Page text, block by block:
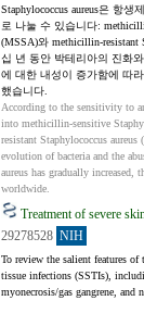
Staphylococcus aureus은 항
로 나눌 수 있습니다:
(MSSA)와 methicillin-resistant
십 년 동안 박테리아의 진화
에 대한 내성이 증가함에 따
했습니다.
According to the sensitivity to
into methicillin-sensitive
resistant Staphylococcus
evolution of bacteria and the
aureus has gradually increased,
worldwide.
Treatment of severe
29278528 NIH
To review the salient features of
tissue infections (SSTIs),
myonecrosis/gas gangrene, and